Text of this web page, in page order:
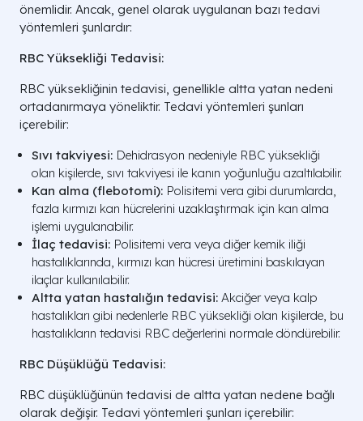
önemlidir. Ancak, genel olarak uygulanan bazı tedavi
yöntemleri şunlardır:
RBC Yüksekliği Tedavisi:
RBC yüksekliğinin tedavisi, genellikle altta yatan nedeni
ortadanırmaya yöneliktir. Tedavi yöntemleri şunları
içerebilir:
Sıvı takviyesi: Dehidrasyon nedeniyle RBC yüksekliği
olan kişilerde, sıvı takviyesi ile kanın yoğunluğu azaltılabilir.
Kan alma (flebotomi): Polisitemi vera gibi durumlarda,
fazla kırmızı kan hücrelerini uzaklaştırmak için kan alma
işlemi uygulanabilir.
İlaç tedavisi: Polisitemi vera veya diğer kemik iliği
hastalıklarında, kırmızı kan hücresi üretimini baskılayan
ilaçlar kullanılabilir.
Altta yatan hastalığın tedavisi: Akciğer veya kalp
hastalıkları gibi nedenlerle RBC yüksekliği olan kişilerde, bu
hastalıkların tedavisi RBC değerlerini normale döndürebilir.
RBC Düşüklüğü Tedavisi:
RBC düşüklüğünün tedavisi de altta yatan nedene bağlı
olarak değişir. Tedavi yöntemleri şunları içerebilir: